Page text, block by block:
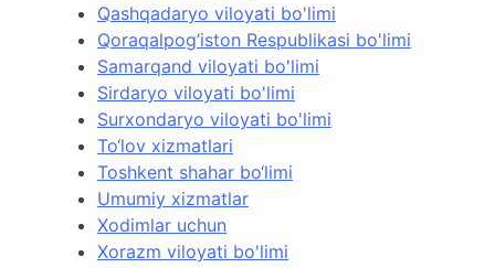
Qashqadaryo viloyati bo'limi
Qoraqalpog’iston Respublikasi bo'limi
Samarqand viloyati bo'limi
Sirdaryo viloyati bo'limi
Surxondaryo viloyati bo'limi
To‘lov xizmatlari
Toshkent shahar bo‘limi
Umumiy xizmatlar
Xodimlar uchun
Xorazm viloyati bo'limi